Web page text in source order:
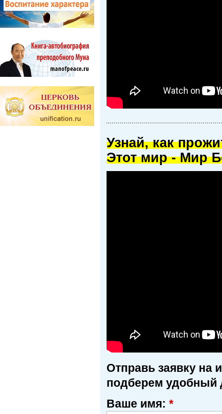
Узнай, как
Этот мир - Мир
Отправь заявку на
подберем удобный
Ваше имя: *